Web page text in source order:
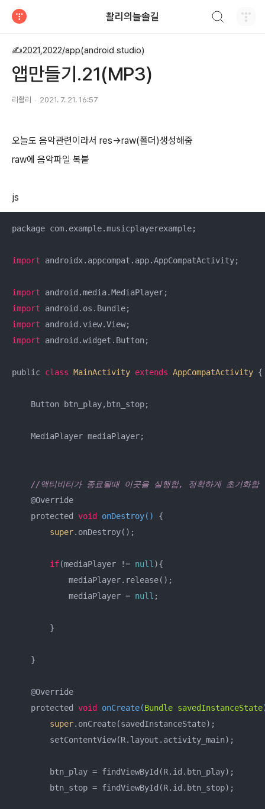
촬리의늘솔길
✍2021,2022/app(android studio)
앱만들기.21(MP3)
리촬리 2021. 7. 21. 16:57
오늘도 음악관련이라서 res->raw(폴더)생성해줌
raw에 음악파일 복붙
js
package com.example.musicplayerexample;
import androidx.appcompat.app.AppCompatActivity;
import
import
import
import android.widget.Button;
public class MainActivity extends AppCompatActivity {
    Button btn_play,btn_stop;
    MediaPlayer mediaPlayer;
//액티비티가 종료될때 이곳을 실행함, 정확하게 초기화함
    @Override
    protected
void onDestroy( )
{
super.onDestroy();
if(mediaPlayer != null ){
            mediaPlayer.release();
            mediaPlayer =
null ;
        }
    }
    @Override
    protected
void onCreate(Bundle savedInstanceState
super.onCreate(savedInstanceState);
        setContentView(R.layout.activity_main);
        btn_play = findViewById(R.id.btn_play);
        btn_stop = findViewById(R.id.btn_stop);